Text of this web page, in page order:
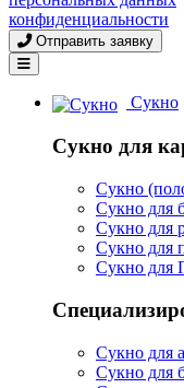
конфиденциальности
Отправить заявку
Сукно
Сукно для
Сукно
Сукно для
Сукно для
Сукно для
Сукно для
Сукно для
Сукно для